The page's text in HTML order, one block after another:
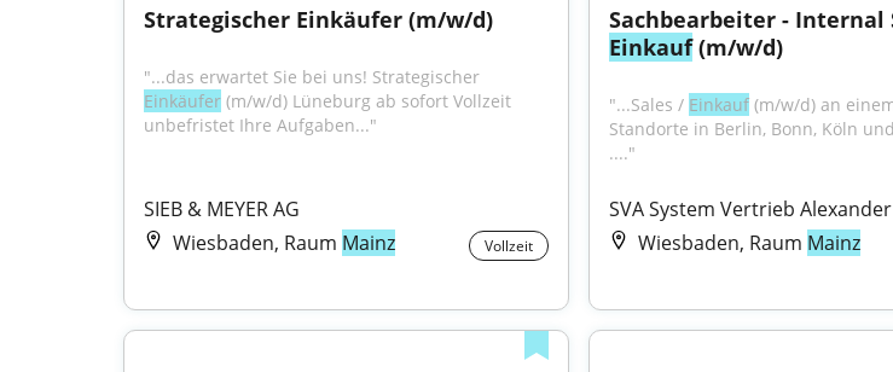
Strategischer Einkäufer (m/w/d)
Einkäufer (m/w/d) Lüneburg ab sofort Vollzeit
unbefristet Ihre Aufgaben..."
SIEB & MEYER AG
Wiesbaden, Raum Mainz Vollzeit
Einkauf (m/w/d)
"...Sales / Einkauf (m/w/d) an
Standorte in Berlin, Bonn, Köln
...."
SVA System Vertrieb
Wiesbaden, Raum Mainz